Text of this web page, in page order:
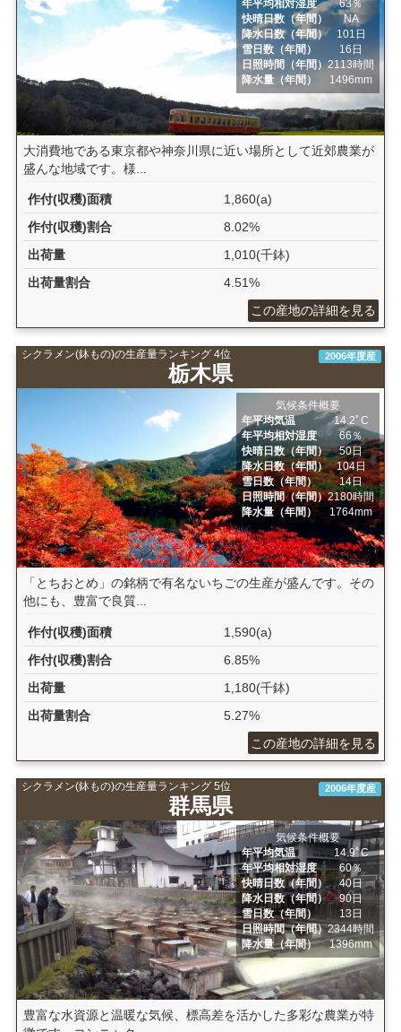
年平均相対湿度
63％
快晴日数（年間）
NA
降水日数（年間）
101日
雪日数（年間）
16日
日照時間（年間）2113時間
降水量（年間）
1496mm
大消費地である東京都や神奈川県に近い場所として近郊農業が
盛んな地域です。様...
作付(収穫)面積
1,860(a)
作付(収穫)割合
8.02%
出荷量
1,010(千鉢)
出荷量割合
4.51%
この産地の詳細を見る
シクラメン(鉢もの)の生産量ランキング 4位
栃木県
2006年度産
気候条件概要
年平均気温
14.2ﾟC
年平均相対湿度
66％
快晴日数（年間）
50日
降水日数（年間）
104日
雪日数（年間）
14日
日照時間（年間）2180時間
降水量（年間）
1764mm
「とちおとめ」の銘柄で有名ないちごの生産が盛んです。その
他にも、豊富で良質...
作付(収穫)面積
1,590(a)
作付(収穫)割合
6.85%
出荷量
1,180(千鉢)
出荷量割合
5.27%
この産地の詳細を見る
シクラメン(鉢もの)の生産量ランキング 5位
群馬県
2006年度産
気候条件概要
年平均気温
14.9ﾟC
年平均相対湿度
60％
快晴日数（年間）
40日
降水日数（年間）
90日
雪日数（年間）
13日
日照時間（年間）2344時間
降水量（年間）
1396mm
豊富な水資源と温暖な気候、標高差を活かした多彩な農業が特